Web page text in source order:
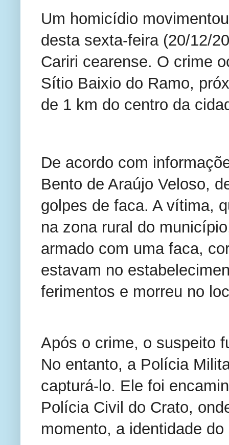
Um homicídio
desta sexta-feira (20/12/
Cariri cearense. O crime
Sítio Baixio do Ramo,
de 1 km do centro da
De acordo com
Bento de Araújo Veloso,
golpes de faca. A vítima,
na zona rural do
armado com uma faca,
estavam no
ferimentos e morreu no
Após o crime, o suspeito
No entanto, a Polícia
capturá-lo. Ele foi
Polícia Civil do Crato,
momento, a identidade